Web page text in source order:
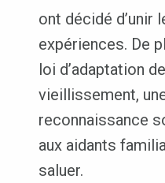
ont décidé d’unir
expériences. De
loi d’adaptation
vieillissement,
reconnaissance
aux aidants
saluer.